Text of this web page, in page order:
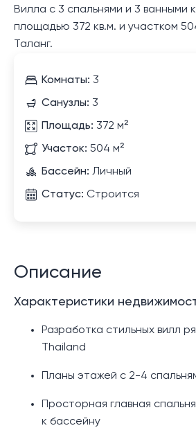
Вилла с 3 спальнями и 3 ванными
площадью 372 кв.м. и участком
Таланг.
Комнаты: 3
Санузлы: 3
Площадь: 372 м²
Участок: 504 м²
Бассейн: Личный
Статус: Строится
Описание
Характеристики
Разработка стильных вилл
Thailand
Планы этажей с 2-4
Просторная главная
к бассейну